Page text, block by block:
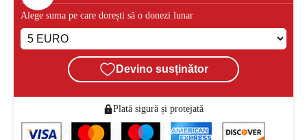
Alege suma pe care dorești să o donezi lunar
Devino susținător
Plată sigură și protejată